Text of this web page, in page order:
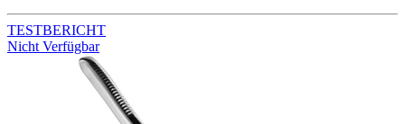
TESTBERICHT
Nicht Verfügbar